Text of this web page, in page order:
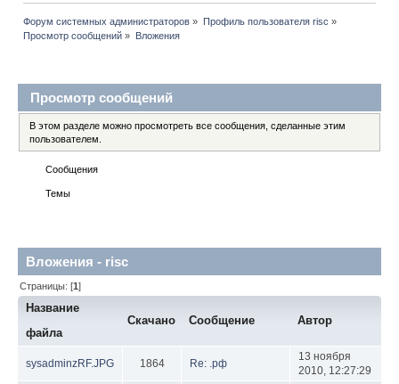
Форум системных администраторов » Профиль пользователя risc »
Просмотр сообщений » Вложения
Просмотр сообщений
В этом разделе можно просмотреть все сообщения, сделанные этим
пользователем.
Сообщения
Темы
Вложения - risc
Страницы: [1]
Название
файла
Скачано Сообщение Автор
sysadminzRF.JPG 1864 Re: .рф
13 ноября
2010, 12:27:29